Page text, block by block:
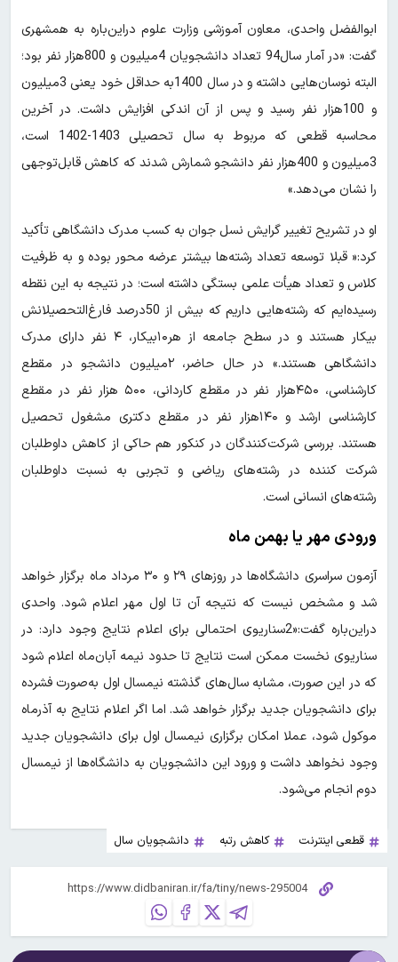
ابوالفضل واحدی، معاون آموزشی وزارت علوم دراین‌باره به همشهری
گفت: «در آمار سال94 تعداد دانشجویان 4میلیون و 800هزار نفر بود؛
البته نوسان‌هایی داشته و در سال 1400به حداقل خود یعنی 3میلیون
و 100هزار نفر رسید و پس از آن اندکی افزایش داشت. در آخرین
محاسبه قطعی که مربوط به سال تحصیلی 1403-1402 است،
3میلیون و 400هزار نفر دانشجو شمارش شدند که کاهش قابل‌توجهی
را نشان می‌دهد.»
او در تشریح تغییر گرایش نسل جوان به کسب مدرک دانشگاهی تأکید
کرد:« قبلا توسعه تعداد رشته‌ها بیشتر عرضه محور بوده و به ظرفیت
کلاس و تعداد هیأت علمی بستگی داشته است؛ در نتیجه به این نقطه
رسیده‌ایم که رشته‌هایی داریم که بیش از 50درصد فارغ‌التحصیلانش
بیکار هستند و در سطح جامعه از هر۱۰‌بیکار، ۴ نفر دارای مدرک
دانشگاهی هستند.» در حال حاضر، ۲‌میلیون دانشجو در مقطع
کارشناسی، ۴۵۰‌هزار نفر در مقطع کاردانی، ۵۰۰ هزار نفر در مقطع
کارشناسی ارشد و ۱۴۰‌هزار نفر در مقطع دکتری مشغول تحصیل
هستند. بررسی شرکت‌کنندگان در کنکور هم حاکی از کاهش داوطلبان
شرکت کننده در رشته‌های ریاضی و تجربی به نسبت داوطلبان
رشته‌های انسانی است.
ورودی مهر یا بهمن ماه
آزمون سراسری دانشگاه‌ها در روزهای ۲۹ و ۳۰ مرداد ماه برگزار خواهد
شد و مشخص نیست که نتیجه آن تا اول مهر اعلام شود. واحدی
دراین‌باره گفت:«2سناریوی احتمالی برای اعلام نتایج وجود دارد: در
سناریوی نخست ممکن است نتایج تا حدود نیمه آبان‌ماه اعلام شود
که در این صورت، مشابه سال‌های گذشته نیمسال اول به‌صورت فشرده
برای دانشجویان جدید برگزار خواهد شد. اما اگر اعلام نتایج به آذرماه
موکول شود، عملا امکان برگزاری نیمسال اول برای دانشجویان جدید
وجود نخواهد داشت و ورود این دانشجویان به دانشگاه‌ها از نیمسال
دوم انجام می‌شود.
قطعی اینترنت کاهش رتبه دانشجویان سال